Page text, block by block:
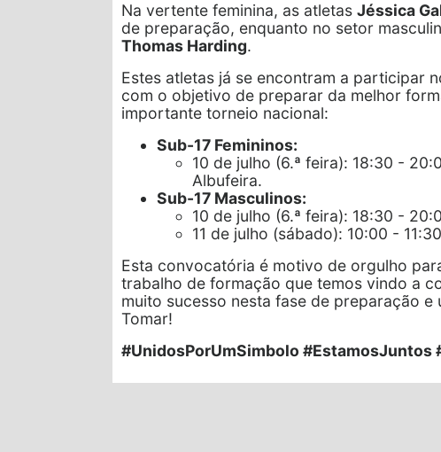
Na vertente feminina, as atletas Jéssica
de preparação, enquanto no setor
Thomas Harding.
Estes atletas já se encontram a participar
com o objetivo de preparar da melhor
importante torneio nacional:
Sub-17 Femininos:
10 de julho (6.ª feira): 18:30 -
Albufeira.
Sub-17 Masculinos:
10 de julho (6.ª feira): 18:30 -
11 de julho (sábado): 10:00 -
Esta convocatória é motivo de orgulho
trabalho de formação que temos vindo a
muito sucesso nesta fase de preparação
Tomar!
#UnidosPorUmSimbolo #EstamosJuntos